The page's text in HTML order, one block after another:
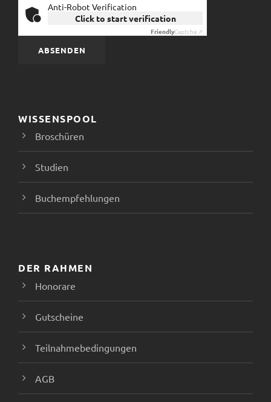
Anti-Robot Verification
Click to start verification
FriendlyCaptcha ⇗
WISSENSPOOL
Broschüren
Studien
Buchempfehlungen
DER RAHMEN
Honorare
Gutscheine
Teilnahmebedingungen
AGB